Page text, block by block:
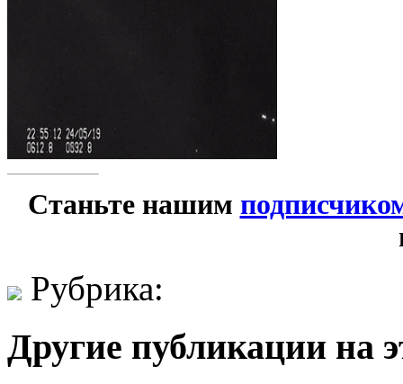
Станьте нашим
Рубрика:
Другие публикации на